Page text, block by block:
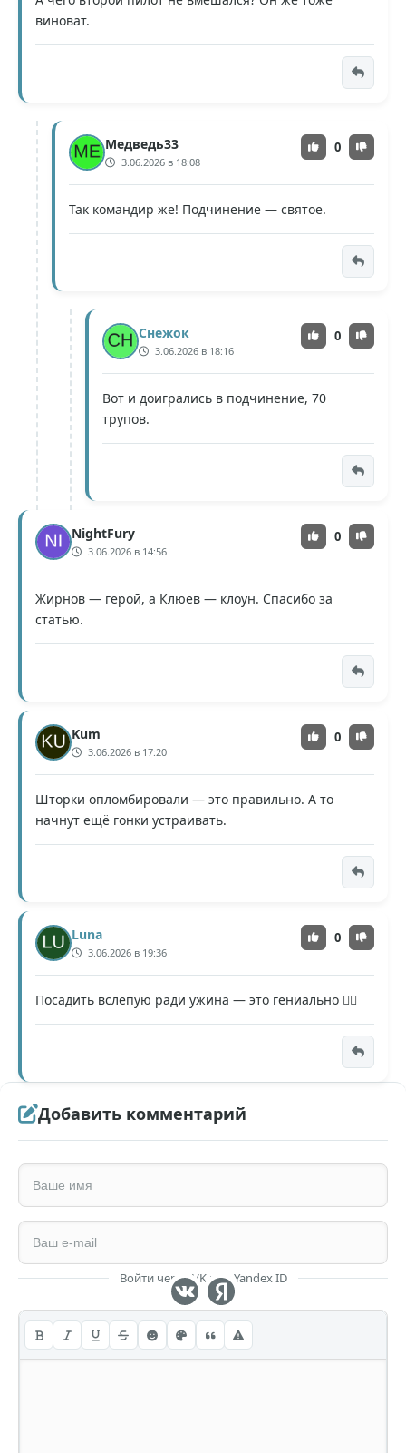
виноват.
Медведь33
3.06.2026 в 18:08
0
Так командир же! Подчинение — святое.
Снежок
3.06.2026 в 18:16
0
Вот и доигрались в подчинение, 70
трупов.
NightFury
3.06.2026 в 14:56
0
Жирнов — герой, а Клюев — клоун. Спасибо за
статью.
Kum
3.06.2026 в 17:20
0
Шторки опломбировали — это правильно. А то
начнут ещё гонки устраивать.
Luna
3.06.2026 в 19:36
0
Посадить вслепую ради ужина — это гениально 🤦‍♂️
Добавить комментарий
Войти через VK или Yandex ID